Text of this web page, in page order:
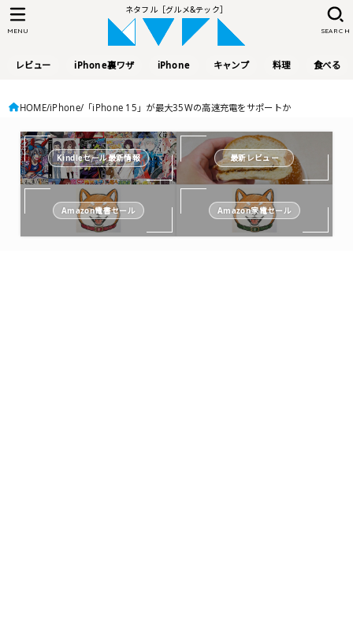
ネタフル［グルメ&テック］
レビュー iPhone裏ワザ iPhone キャンプ 料理 食べる
SEARCH
MENU
HOME iPhone 「iPhone 15」が最大35Wの高速充電をサポートか
Kindleセール最新情報 最新レビュー
Amazon電書セール Amazon家電セール